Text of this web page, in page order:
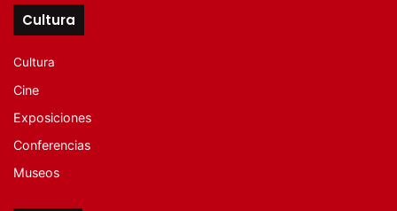
Cultura
Cultura
Cine
Exposiciones
Conferencias
Museos